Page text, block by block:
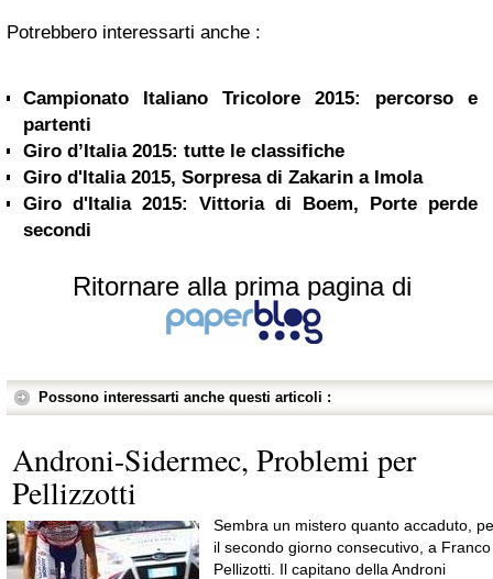
Potrebbero interessarti anche :
Campionato Italiano Tricolore 2015: percorso e
partenti
Giro d’Italia 2015: tutte le classifiche
Giro d'Italia 2015, Sorpresa di Zakarin a Imola
Giro d'Italia 2015: Vittoria di Boem, Porte perde
secondi
Ritornare alla prima pagina di
Possono interessarti anche questi articoli :
Androni-Sidermec, Problemi per
Pellizzotti
Sembra un mistero quanto accaduto,
il secondo giorno consecutivo, a Franco
Pellizotti. Il capitano della Androni